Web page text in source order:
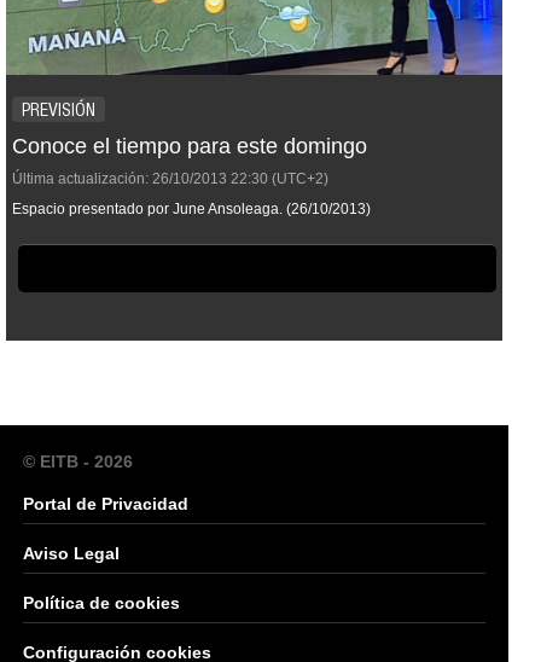
PREVISIÓN
Conoce el tiempo para este domingo
Última actualización: 26/10/2013 22:30 (UTC+2)
Espacio presentado por June Ansoleaga. (26/10/2013)
© EITB - 2026
Portal de Privacidad
Aviso Legal
Política de cookies
Configuración cookies